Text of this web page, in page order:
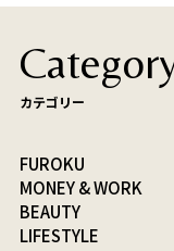
カテゴリー
FUROKU
MONEY & WORK
BEAUTY
LIFESTYLE